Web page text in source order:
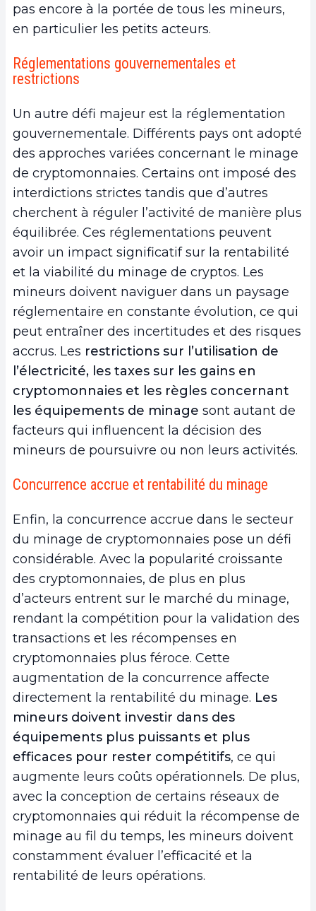
pas encore à la portée de tous les mineurs,
en particulier les petits acteurs.
Réglementations gouvernementales et
restrictions
Un autre défi majeur est la réglementation
gouvernementale. Différents pays ont adopté
des approches variées concernant le minage
de cryptomonnaies. Certains ont imposé des
interdictions strictes tandis que d’autres
cherchent à réguler l’activité de manière plus
équilibrée. Ces réglementations peuvent
avoir un impact significatif sur la rentabilité
et la viabilité du minage de cryptos. Les
mineurs doivent naviguer dans un paysage
réglementaire en constante évolution, ce qui
peut entraîner des incertitudes et des risques
accrus. Les restrictions sur l’utilisation de
l’électricité, les taxes sur les gains en
cryptomonnaies et les règles concernant
les équipements de minage sont autant de
facteurs qui influencent la décision des
mineurs de poursuivre ou non leurs activités.
Concurrence accrue et rentabilité du minage
Enfin, la concurrence accrue dans le secteur
du minage de cryptomonnaies pose un défi
considérable. Avec la popularité croissante
des cryptomonnaies, de plus en plus
d’acteurs entrent sur le marché du minage,
rendant la compétition pour la validation des
transactions et les récompenses en
cryptomonnaies plus féroce. Cette
augmentation de la concurrence affecte
directement la rentabilité du minage. Les
mineurs doivent investir dans des
équipements plus puissants et plus
efficaces pour rester compétitifs, ce qui
augmente leurs coûts opérationnels. De plus,
avec la conception de certains réseaux de
cryptomonnaies qui réduit la récompense de
minage au fil du temps, les mineurs doivent
constamment évaluer l’efficacité et la
rentabilité de leurs opérations.